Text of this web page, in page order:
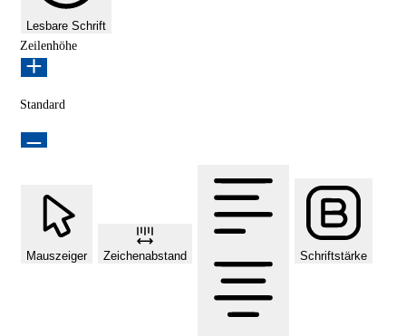
Lesbare Schrift
Zeilenhöhe
Standard
Mauszeiger Zeichenabstand Schriftstärke